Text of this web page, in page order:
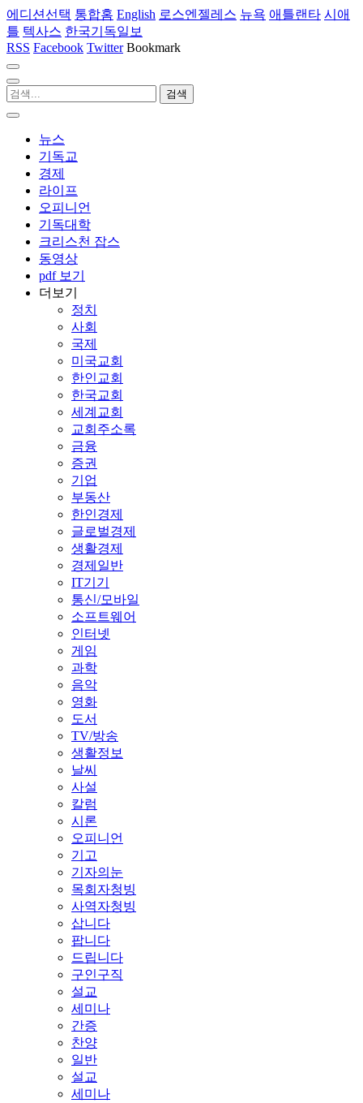
에디션선택 통합홈 English 로스엔젤레스 뉴욕 애틀랜타 시애
틀 텍사스 한국기독일보
RSS Facebook Twitter Bookmark
뉴스
기독교
경제
라이프
오피니언
기독대학
크리스천 잡스
동영상
pdf 보기
더보기
정치
사회
국제
미국교회
한인교회
한국교회
세계교회
교회주소록
금융
증권
기업
부동산
한인경제
글로벌경제
생활경제
경제일반
IT기기
통신/모바일
소프트웨어
인터넷
게임
과학
음악
영화
도서
TV/방송
생활정보
날씨
사설
칼럼
시론
오피니언
기고
기자의눈
목회자청빙
사역자청빙
삽니다
팝니다
드립니다
구인구직
설교
세미나
간증
찬양
일반
설교
세미나